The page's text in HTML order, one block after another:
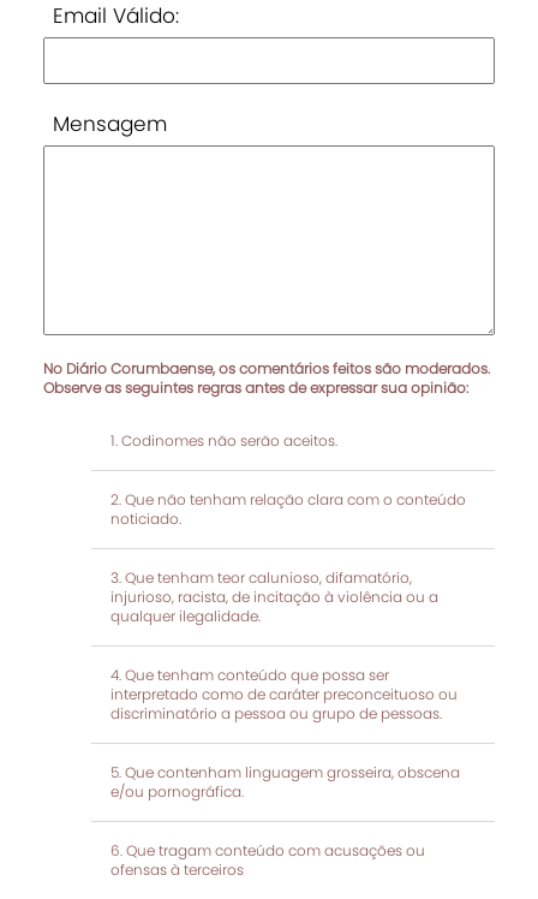
Email Válido:
Mensagem
No Diário Corumbaense, os comentários feitos são moderados.
Observe as seguintes regras antes de expressar sua opinião:
Codinomes não serão aceitos.
Que não tenham relação clara com o conteúdo
noticiado.
Que tenham teor calunioso, difamatório,
injurioso, racista, de incitação à violência ou a
qualquer ilegalidade.
Que tenham conteúdo que possa ser
interpretado como de caráter preconceituoso ou
discriminatório a pessoa ou grupo de pessoas.
Que contenham linguagem grosseira, obscena
e/ou pornográfica.
Que tragam conteúdo com acusações ou
ofensas à terceiros